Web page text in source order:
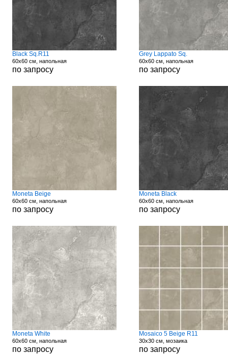
Black Sq.R11
60x60 см, напольная
по запросу
Grey Lappato Sq.
60x60 см, напольная
по запросу
Moneta Beige
60x60 см, напольная
по запросу
Moneta Black
60x60 см, напольная
по запросу
Moneta White
60x60 см, напольная
по запросу
Mosaico 5 Beige R11
30x30 см, мозаика
по запросу